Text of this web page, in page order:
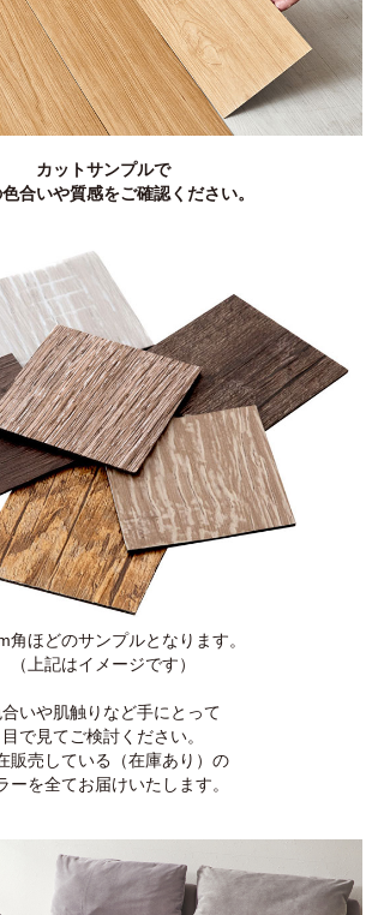
カットサンプルで
合いや質感をご確認ください。
角ほどのサンプルとなります。
（上記はイメージです）
いや肌触りなど手にとって
目で見てご検討ください。
販売している（在庫あり）の
ーを全てお届けいたします。